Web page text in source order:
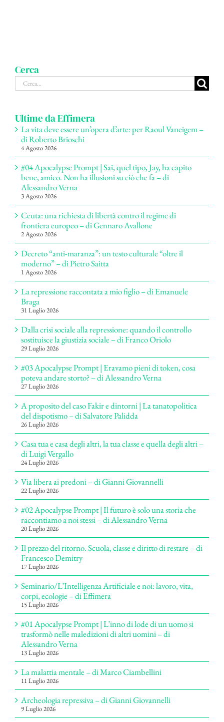
Cerca
Cerca
per:
Ultime da Effimera
La vita deve essere un’opera d’arte: per Raoul Vaneigem –
di Roberto Brioschi
4 Agosto 2026
#04 Apocalypse Prompt | Sai, quel tipo, Jay, ha capito
bene, amico. Non ha illusioni su ciò che fa – di
Alessandro Verna
3 Agosto 2026
Ceuta: una richiesta di libertà contro il regime di
frontiera europeo – di Gennaro Avallone
2 Agosto 2026
Decreto “anti-maranza”: un testo culturale “oltre il
moderno” – di Pietro Saitta
1 Agosto 2026
La repressione raccontata a mio figlio – di Emanuele
Braga
31 Luglio 2026
Dalla crisi sociale alla repressione: quando il controllo
sostituisce la giustizia sociale – di Franco Oriolo
29 Luglio 2026
#03 Apocalypse Prompt | Eravamo pieni di token, cosa
poteva andare storto? – di Alessandro Verna
27 Luglio 2026
A proposito del caso Fakir e dintorni | La tanatopolitica
del dispotismo – di Salvatore Palidda
26 Luglio 2026
Casa tua e casa degli altri, la tua classe e quella degli altri –
di Luigi Vergallo
24 Luglio 2026
Via libera ai predoni – di Gianni Giovannelli
22 Luglio 2026
#02 Apocalypse Prompt | Il futuro è solo una storia che
raccontiamo a noi stessi – di Alessandro Verna
20 Luglio 2026
Il prezzo del ritorno. Scuola, classe e diritto di restare – di
Francesco Demitry
17 Luglio 2026
Seminario/L’Intelligenza Artificiale e noi: lavoro, vita,
corpi, ecologie – di Effimera
15 Luglio 2026
#01 Apocalypse Prompt | L’inno di lode di un uomo si
trasformò nelle maledizioni di altri uomini – di
Alessandro Verna
13 Luglio 2026
La malattia mentale – di Marco Ciambellini
11 Luglio 2026
Archeologia repressiva – di Gianni Giovannelli
9 Luglio 2026